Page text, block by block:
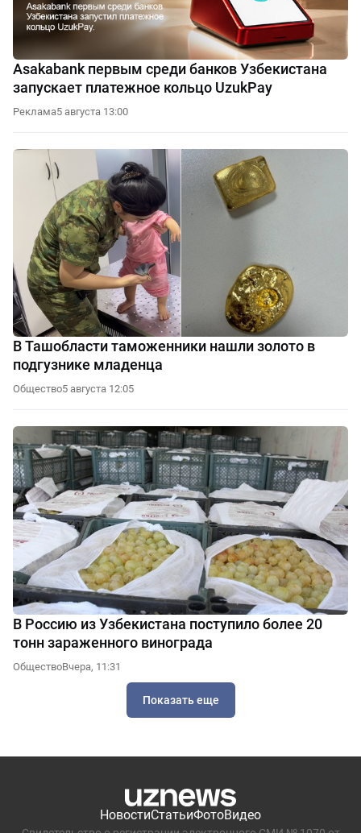
Asakabank первым среди банков Узбекистана
запускает платежное кольцо UzukPay
Реклама5 августа 13:00
В Ташобласти таможенники нашли золото в
подгузнике младенца
Общество5 августа 12:05
В Россию из Узбекистана поступило более 20
тонн зараженного винограда
ОбществоВчера, 11:31
Показать еще
НовостиСтатьиФотоВидео